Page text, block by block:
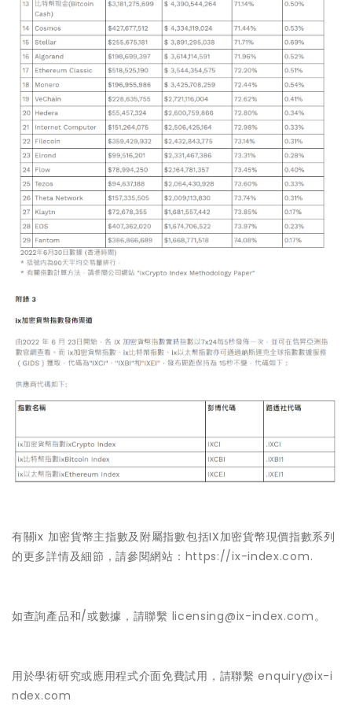
有關ix 加密貨幣主指數及附屬指數包括IX加密貨幣現價指數系列
的更多詳情及細節，請參閱網站： https://ix-index.com.
如查詢產品和/或數據，請聯繫 licensing@ix-index.com。
用於學術研究或應用程式介面免費試用，請聯繫enquiry@ix-i
ndex.com